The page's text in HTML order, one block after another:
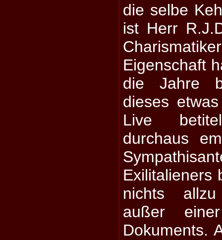
die selbe
ist Herr
Eigenschaft
die Jahre
dieses
Live
durchaus
Exilitalieners
nichts
außer
Dokuments.